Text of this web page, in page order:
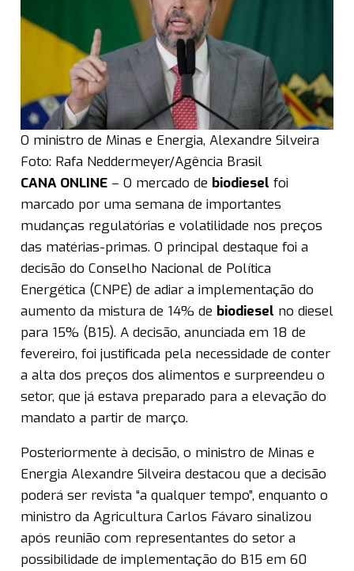
O ministro de Minas e Energia, Alexandre Silveira
Foto: Rafa Neddermeyer/Agência Brasil
CANA ONLINE – O mercado de biodiesel foi
marcado por uma semana de importantes
mudanças regulatórias e volatilidade nos preços
das matérias-primas. O principal destaque foi a
decisão do Conselho Nacional de Política
Energética (CNPE) de adiar a implementação do
aumento da mistura de 14% de biodiesel no diesel
para 15% (B15). A decisão, anunciada em 18 de
fevereiro, foi justificada pela necessidade de conter
a alta dos preços dos alimentos e surpreendeu o
setor, que já estava preparado para a elevação do
mandato a partir de março.
Posteriormente à decisão, o ministro de Minas e
Energia Alexandre Silveira destacou que a decisão
poderá ser revista “a qualquer tempo”, enquanto o
ministro da Agricultura Carlos Fávaro sinalizou
após reunião com representantes do setor a
possibilidade de implementação do B15 em 60